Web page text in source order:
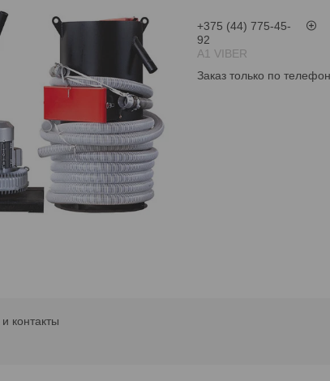
+375 (44) 775-45-
92
А1 VIBER
Заказ только по
контакты